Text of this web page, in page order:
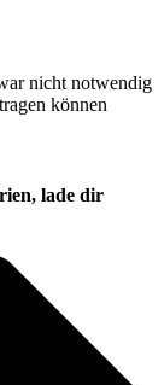
nicht notwendig
können
lade dir